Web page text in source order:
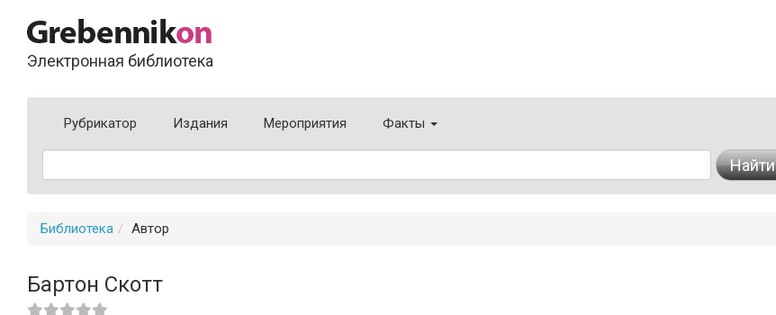
Электронная библиотека
Рубрикатор Издания Мероприятия Факты
Найти
Библиотека Автор
Бартон Скотт